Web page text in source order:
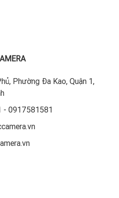
Phường Đa Kao, Quận 1,
- 0917581581